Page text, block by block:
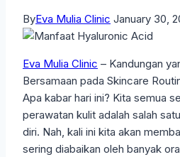
ByEva Mulia Clinic January 30,
Eva Mulia Clinic – Kandungan
Bersamaan pada Skincare
Apa kabar hari ini? Kita semua
perawatan kulit adalah salah
diri. Nah, kali ini kita akan
sering diabaikan oleh banyak